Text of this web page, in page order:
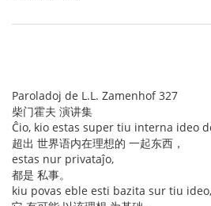
Paroladoj de L.L. Zamenhof 327
柴门霍夫 演讲集
Ĉio, kio estas super tiu interna ideo
超出 世界语内在理想的 一起东西，
estas nur privataĵo,
都是 私事。
kiu povas eble esti bazita sur tiu ideo,